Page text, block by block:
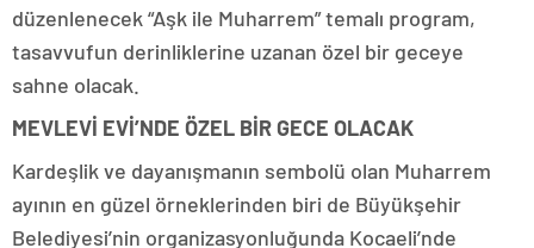
düzenlenecek “Aşk ile Muharrem” temalı program,
tasavvufun derinliklerine uzanan özel bir geceye
sahne olacak.
MEVLEVİ EVİ’NDE ÖZEL BİR GECE OLACAK
Kardeşlik ve dayanışmanın sembolü olan Muharrem
ayının en güzel örneklerinden biri de Büyükşehir
Belediyesi’nin organizasyonluğunda Kocaeli’nde